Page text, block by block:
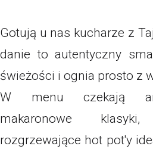
Gotują u nas kucharze z
danie to autentyczny
świeżości i ognia prosto z
W menu czekają
makaronowe
rozgrzewające hot pot'y